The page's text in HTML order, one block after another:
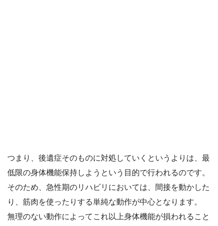
つまり、後遺症そのものに対処していくというよりは、最
低限の身体機能保持しようという目的で行われるのです。
そのため、急性期のリハビリにおいては、間接を動かした
り、筋肉を使ったりする単純な動作が中心となります。
無理のない動作によってこれ以上身体機能が損われること